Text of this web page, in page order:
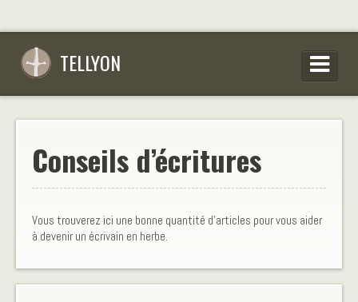
TELLYON
SE CONNECTER
S’INSCRIRE
FAQ
Conseils d’écritures
Vous trouverez ici une bonne quantité d’articles pour vous aider
à devenir un écrivain en herbe.